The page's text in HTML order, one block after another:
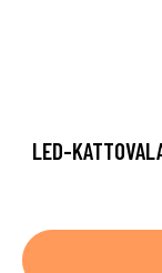
LED-